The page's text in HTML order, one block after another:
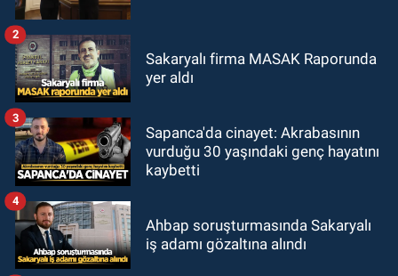
Sakaryalı firma MASAK Raporunda
yer aldı
2
Sapanca'da cinayet: Akrabasının
vurduğu 30 yaşındaki genç hayatını
kaybetti
3
Ahbap soruşturmasında Sakaryalı
iş adamı gözaltına alındı
4